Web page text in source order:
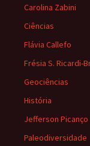
Carolina Zabini
Ciências
Flávia Callefo
Frésia S. Ricardi-
Geociências
História
Jefferson Picanço
Paleodiversidade